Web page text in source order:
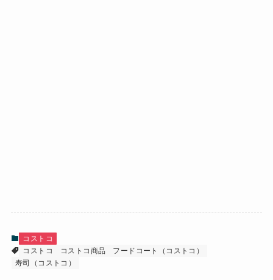
コストコ
コストコ
コストコ商品
フードコート（コストコ）
寿司（コストコ）